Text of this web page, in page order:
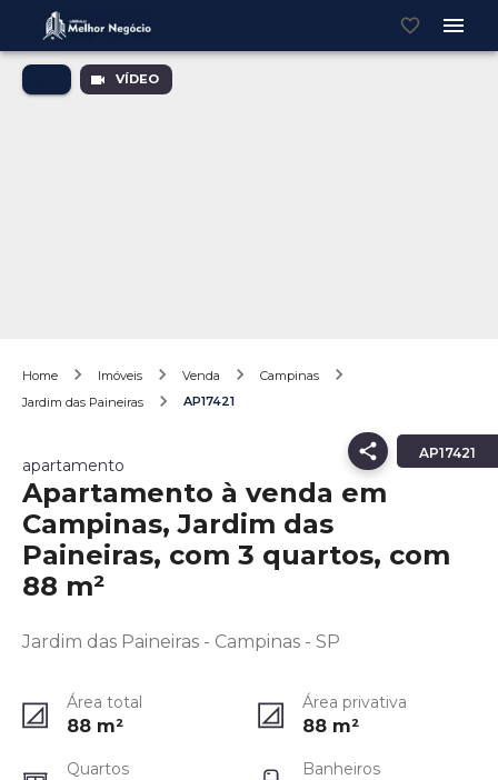
VÍDEO
Home Imóveis Venda
Campinas
Jardim das Paineiras
AP17421
AP17421
apartamento
Apartamento à venda em
Campinas, Jardim das
Paineiras, com 3 quartos, com
88 m²
Jardim das Paineiras - Campinas - SP
Área total
88 m²
Área privativa
88 m²
Quartos Banheiros